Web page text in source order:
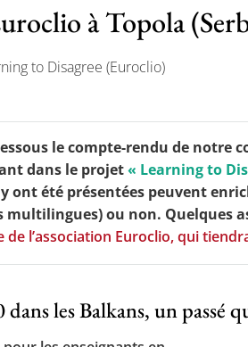
les actualités
vous de l’APHG
de recrutement
tables rondes
d’ouvrages publiés
Culture
à Topola
to Disagree (Euroclio)
le compte-rendu de notre
dans le projet« Learning to
ont été présentées peuvent
multilingues) ou non. Quelques
de l’association Euroclio, qui
dans les Balkans, un passé